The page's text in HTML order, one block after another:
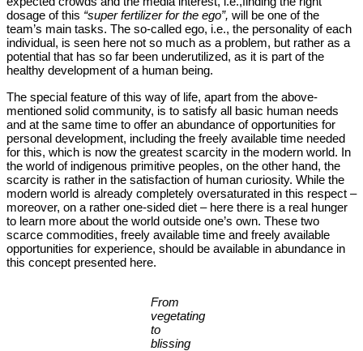
dosage of this “super fertilizer for the ego”, will be one of the
team’s main tasks. The so-called ego, i.e., the personality of each
individual, is seen here not so much as a problem, but rather as a
potential that has so far been underutilized, as it is part of the
healthy development of a human being.
The special feature of this way of life, apart from the above-
mentioned solid community, is to satisfy all basic human needs
and at the same time to offer an abundance of opportunities for
personal development, including the freely available time needed
for this, which is now the greatest scarcity in the modern world. In
the world of indigenous primitive peoples, on the other hand, the
scarcity is rather in the satisfaction of human curiosity. While the
modern world is already completely oversaturated in this respect –
moreover, on a rather one-sided diet – here there is a real hunger
to learn more about the world outside one’s own. These two
scarce commodities, freely available time and freely available
opportunities for experience, should be available in abundance in
this concept presented here.
From
vegetating
to
blissing